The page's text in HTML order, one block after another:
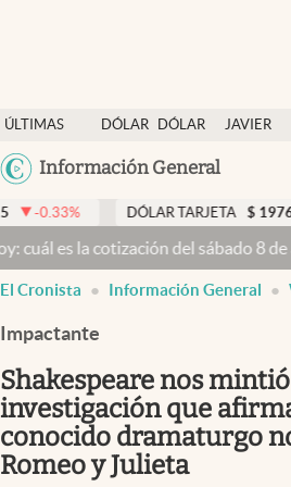
ÚLTIMAS
NOTICIAS
DÓLAR
DÓLAR
JAVIER
Información General
Dólar
Members
Economía y Política
Finanzas y Mercados
Mercados Online
Negocios
Columnistas
Otras secciones
Apertura
DÓLAR TARJETA $ 1976 0.00%
del sábado 8 de agosto
El Cronista Información General
Impactante
Shakespeare nos
investigación que
conocido dramaturgo
Romeo y Julieta